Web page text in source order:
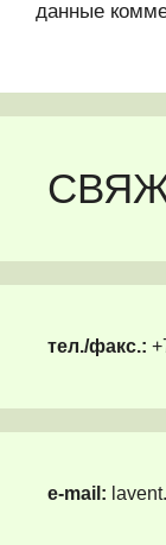
данные
тел./факс.:
e-mail: